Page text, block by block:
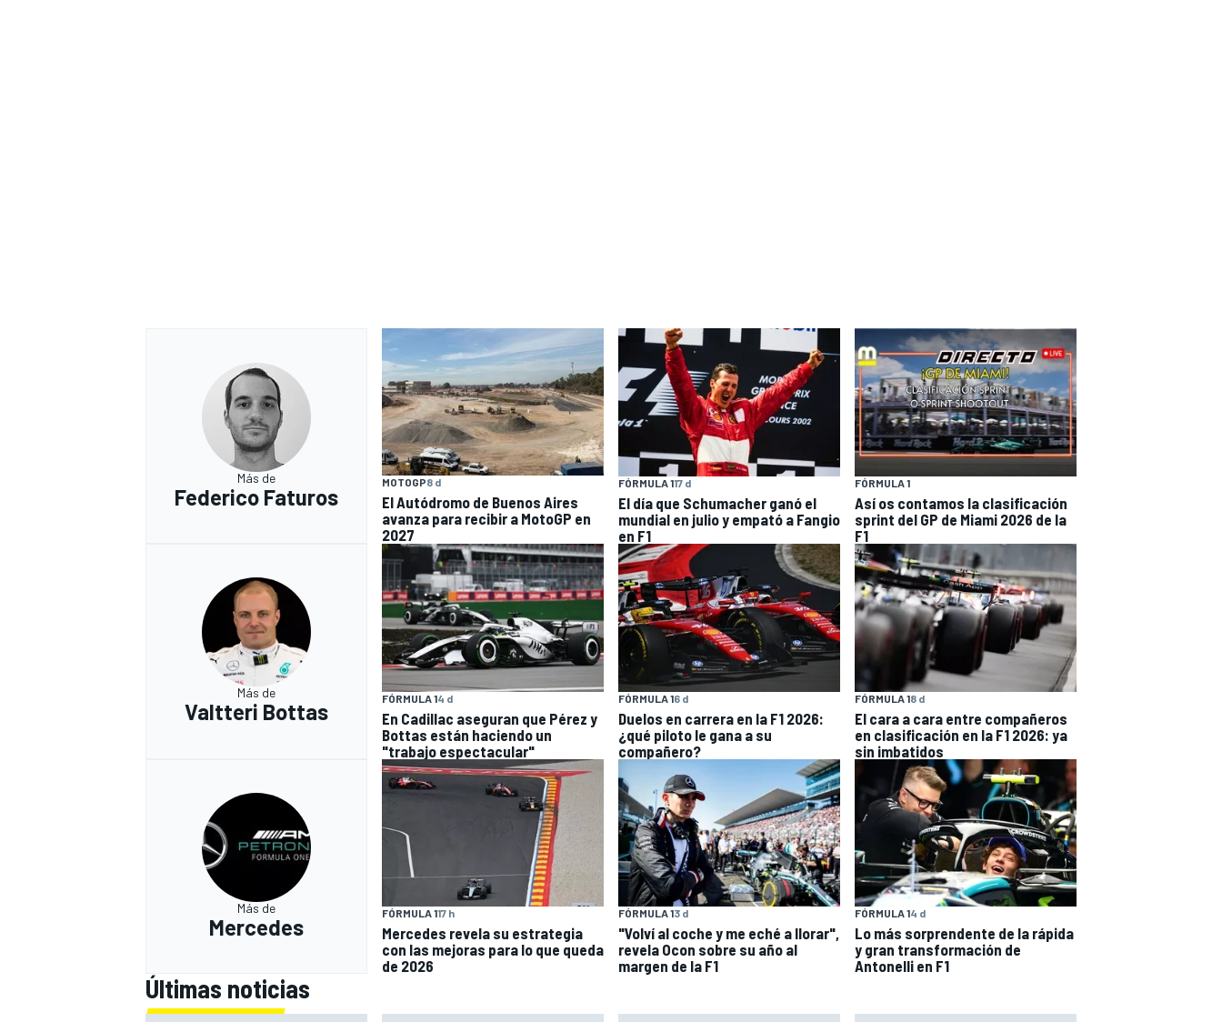
Más de
Federico Faturos
MOTOGP8 d
El Autódromo de Buenos Aires
avanza para recibir a MotoGP en
2027
FÓRMULA 117 d
El día que Schumacher ganó el
mundial en julio y empató a Fangio
en F1
FÓRMULA 1
Así os contamos la clasificación
sprint del GP de Miami 2026 de la
F1
Más de
Valtteri Bottas
FÓRMULA 14 d
En Cadillac aseguran que Pérez y
Bottas están haciendo un
"trabajo espectacular"
FÓRMULA 16 d
Duelos en carrera en la F1 2026:
¿qué piloto le gana a su
compañero?
FÓRMULA 18 d
El cara a cara entre compañeros
en clasificación en la F1 2026: ya
sin imbatidos
Más de
Mercedes
FÓRMULA 117 h
Mercedes revela su estrategia
con las mejoras para lo que queda
de 2026
FÓRMULA 13 d
"Volví al coche y me eché a llorar",
revela Ocon sobre su año al
margen de la F1
FÓRMULA 14 d
Lo más sorprendente de la rápida
y gran transformación de
Antonelli en F1
Últimas noticias